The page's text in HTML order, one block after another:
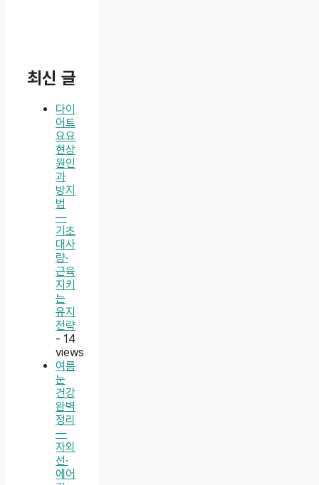
최신 글
다이
어트
요요
현상
원인
과
방지
법
—
기초
대사
량·
근육
지키
는
유지
전략
- 14
views
여름
눈
건강
완벽
정리
—
자외
선·
에어